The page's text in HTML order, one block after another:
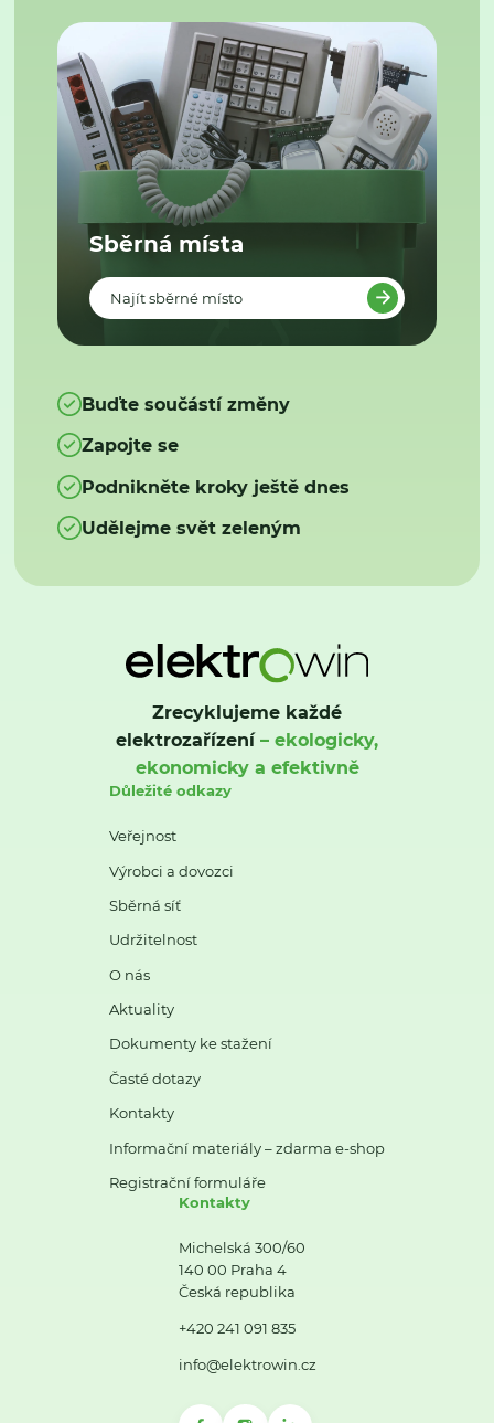
Sběrná místa
Najít sběrné místo
Buďte součástí změny
Zapojte se
Podnikněte kroky ještě dnes
Udělejme svět zeleným
Zrecyklujeme každé
elektrozařízení– ekologicky,
ekonomicky a efektivně
Důležité odkazy
Veřejnost
Výrobci a dovozci
Sběrná síť
Udržitelnost
O nás
Aktuality
Dokumenty ke stažení
Časté dotazy
Kontakty
Informační materiály – zdarma e-shop
Registrační formuláře
Kontakty
Michelská 300/60
140 00 Praha 4
Česká republika
+420 241 091 835
info@elektrowin.cz